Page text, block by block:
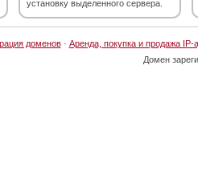
установку выделенного сервера.
доменов· Аренда, покупка и продажа IP-
Домен